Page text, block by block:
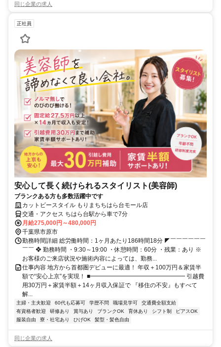
同じ企業の求人
正社員
安心して長く続けられるスタイリスト(美容師)
ブランクある方も多数活躍中です
カットビースタイル もりまちちはら台モール店
交通・アクセス ちはら台駅から車で7分
月給275,000円～480,000円
千葉県市原市
勤務時間詳細 総労働時間：1ヶ月あたり186時間18分 ◤￣￣￣￣￣￣
￣￣ ❖ 勤務時間 ・9:30～19:00 ・休憩時間：60分 ・残業：あり ※
お客様のご来店状況や施術内容によっては、勤務...
仕事内容 地方から首都圏デビューに最適！ 年収＋100万円＆家賃半
額で“安心上京”を実現！ ■━━━━━━━━━━━━━━━━ 引越費
用30万円＋家賃半額＋14ヶ月収入保証で 『移住の不安』もすべて
解...
主婦・主夫歓迎 60代も応募可 学歴不問 職場見学可
交通費全額支給
有資格者歓迎
研修あり 賞与あり ブランクOK 育休あり シフト制
ピアスOK
服装自由
寮・社宅あり ひげOK 髪型・髪色自由
同じ企業の求人